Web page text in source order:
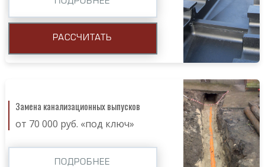
РАССЧИТАТЬ
Замена канализационных выпусков
от 70 000 руб. «под ключ»
ПОДРОБНЕЕ